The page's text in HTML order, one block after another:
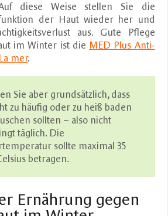
diese Weise stellen Sie die
der Haut wieder her und
aus. Gute Pflege
im Winter ist die MED Plus Anti-
mer.
Sie aber grundsätzlich, dass
zu häufig oder zu heiß baden
sollten – also nicht
täglich. Die
sollte maximal 35
betragen.
Ernährung gegen